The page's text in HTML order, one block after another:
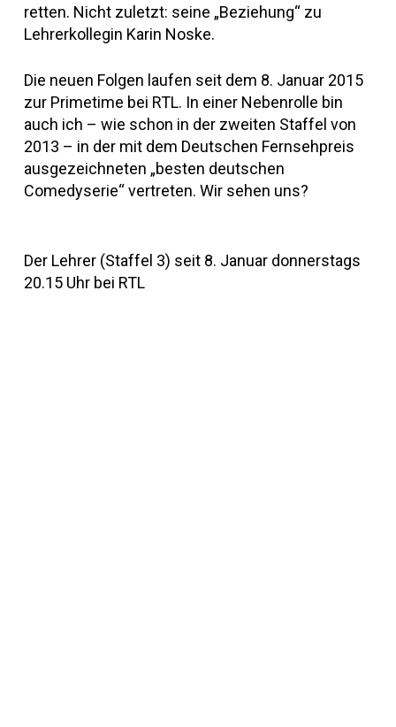
retten. Nicht zuletzt: seine „Beziehung“ zu
Lehrerkollegin Karin Noske.
Die neuen Folgen laufen seit dem 8. Januar 2015
zur Primetime bei RTL. In einer Nebenrolle bin
auch ich – wie schon in der zweiten Staffel von
2013 – in der mit dem Deutschen Fernsehpreis
ausgezeichneten „besten deutschen
Comedyserie“ vertreten. Wir sehen uns?
Der Lehrer (Staffel 3) seit 8. Januar donnerstags
20.15 Uhr bei RTL